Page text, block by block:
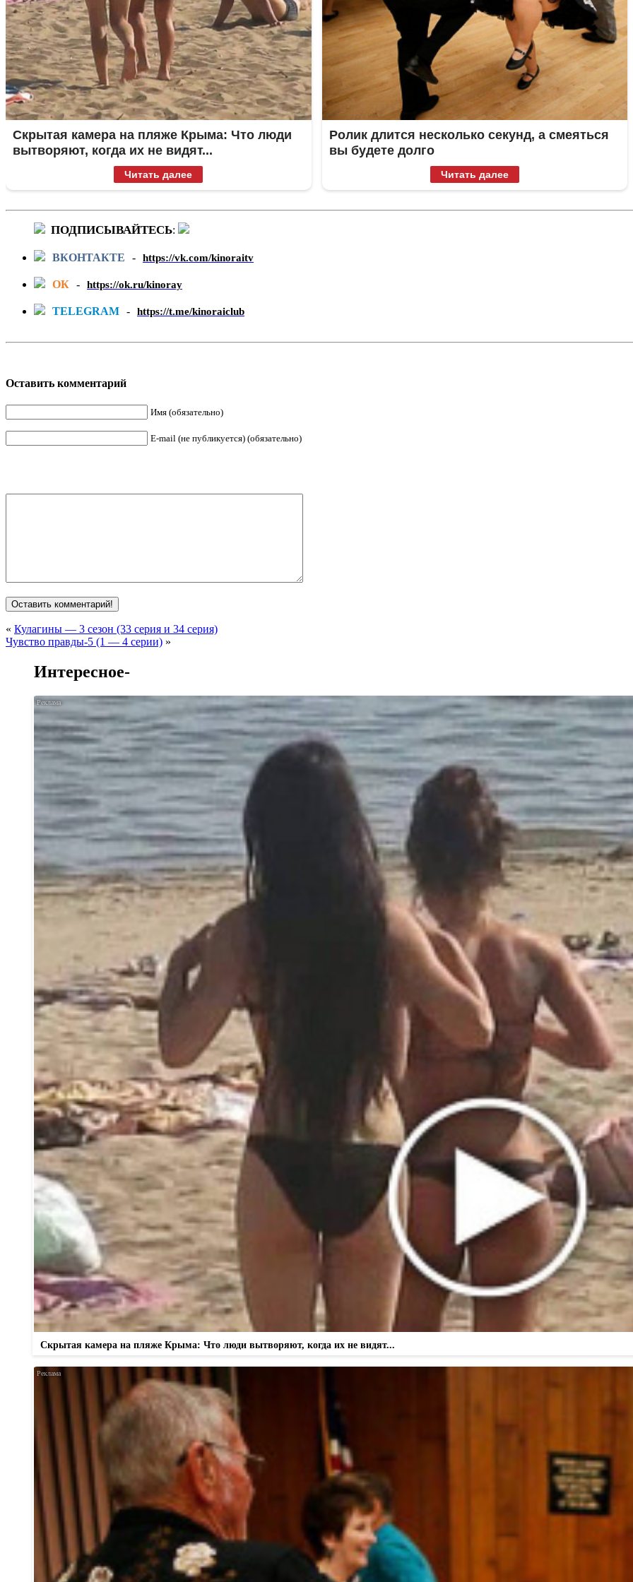
Скрытая камера на пляже Крыма: Что люди
вытворяют, когда их не видят...
Читать далее
Ролик длится несколько секунд, а смеяться
вы будете долго
Читать далее
ПОДПИСЫВАЙТЕСЬ:
ВКОНТАКТЕ - https://vk.com/kinoraitv
ОК - https://ok.ru/kinoray
TELEGRAM - https://t.me/kinoraiclub
Оставить комментарий
Имя (обязательно)
E-mail (не публикуется) (обязательно)
« Кулагины — 3 сезон (33 серия и 34 серия)
Чувство правды-5 (1 — 4 серии) »
Интересное-
Скрытая камера на пляже Крыма: Что люди вытворяют, когда их не видят...